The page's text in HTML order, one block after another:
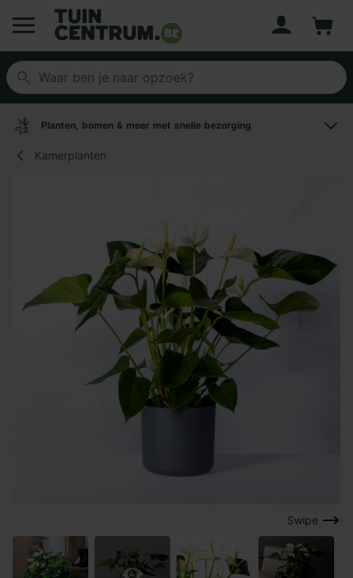
Logo Tuincentrum.be
Planten, bomen & meer met snelle bezorging
Kamerplanten
Swipe